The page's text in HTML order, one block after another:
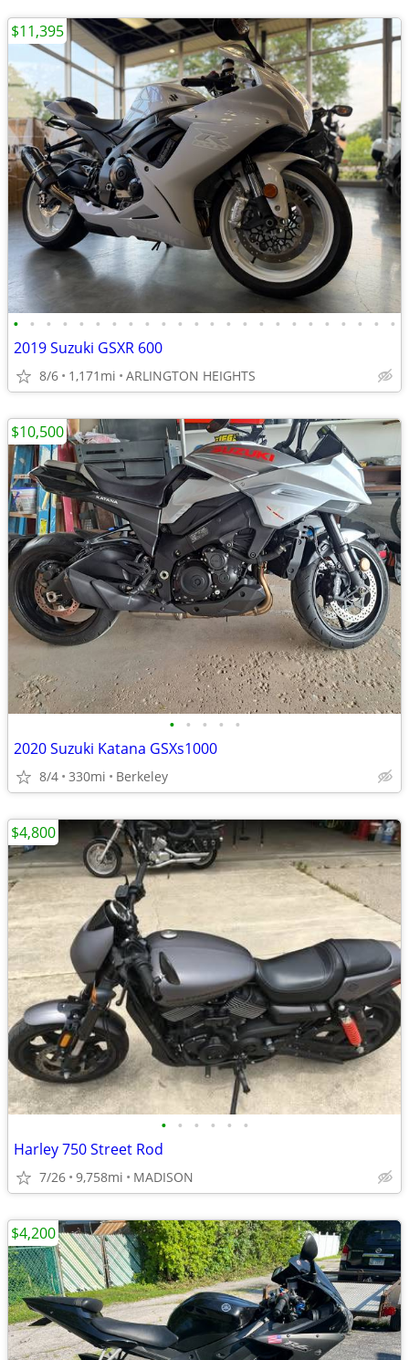
• • • • • • • • • • • • • • • • • • • • • • • •
2019 Suzuki GSXR 600
8/6 1,171mi ARLINGTON HEIGHTS
$11,395
• • • • •
2020 Suzuki Katana GSXs1000
8/4 330mi Berkeley
$10,500
• • • • • •
Harley 750 Street Rod
7/26 9,758mi MADISON
$4,800
$4,200